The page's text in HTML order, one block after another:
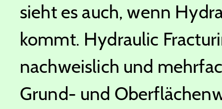
sieht es auch, wenn
kommt. Hydraulic
nachweislich und
Grund- und